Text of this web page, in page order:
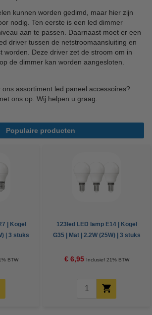
kunnen worden gedimd, maar hier zijn
nodig. Ten eerste is een led dimmer
aan te passen. Daarnaast moet er een
driver tussen de netstroomaansluiting en
worden. Deze driver zet de stroom om in
de dimmer kan worden aangesloten.
assortiment led paneel accessoires?
ons op. Wij helpen u graag.
Populaire producten
| Kogel
| 3 stuks
BTW
123led LED lamp E14 | Kogel
G35 | Mat | 2.2W (25W) | 3 stuks
€ 6,95 Inclusief 21% BTW